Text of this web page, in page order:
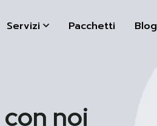
Servizi Pacchetti Blog
noi